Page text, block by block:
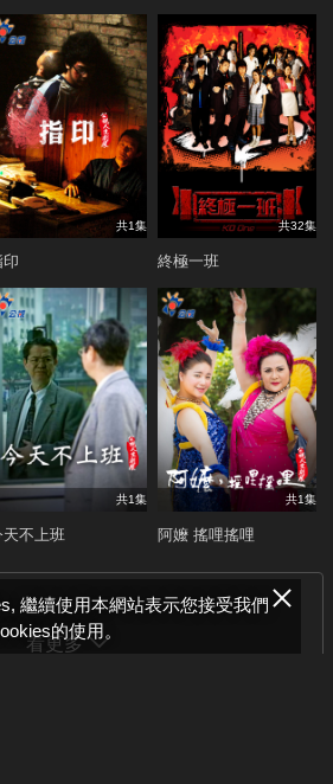
繼續使用本網站表示您接受我們
的使用。
共1集
印
共32集
終極一班
共1集
天不上班
共1集
阿嬤 搖哩搖哩
看更多